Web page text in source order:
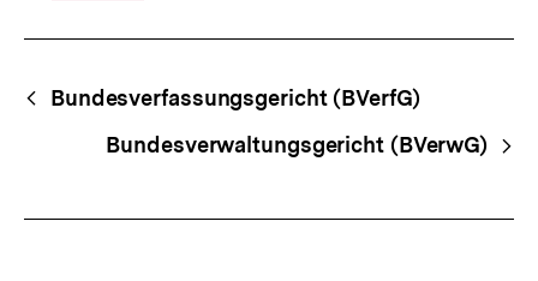
Begriffsnavigation
Content-
Navigation
Bundesverfassungsgericht (BVerfG)
Bundesverwaltungsgericht (BVerwG)